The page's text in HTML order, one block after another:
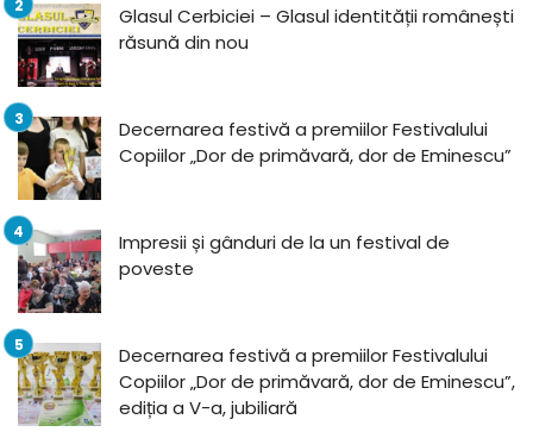
Glasul Cerbiciei – Glasul identității românești
răsună din nou
Decernarea festivă a premiilor Festivalului
Copiilor „Dor de primăvară, dor de Eminescu”
Impresii și gânduri de la un festival de
poveste
Decernarea festivă a premiilor Festivalului
Copiilor „Dor de primăvară, dor de Eminescu”,
ediția a V-a, jubiliară